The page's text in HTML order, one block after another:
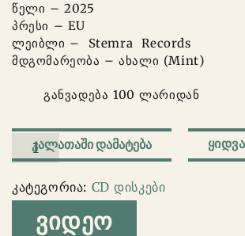
წელი – 2025
პრესი – EU
ლეიბლი – Stemra Records
მდგომარეობა – ახალი (Mint)
განვადება 100 ლარიდან
რაოდენობა:
RED
HOT
CHILI
PEPPERS
ᲙᲐᲚᲐᲗᲐᲨᲘ ᲓᲐᲛᲐᲢᲔᲑᲐ ᲧᲘᲓᲕᲐ
კატეგორია: CD დისკები
ᲕᲘᲓᲔᲝ